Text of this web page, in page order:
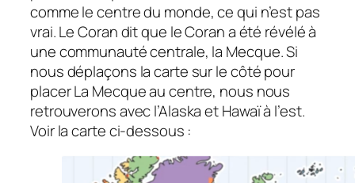
comme le centre du monde, ce qui n’est pas
vrai. Le Coran dit que le Coran a été révélé à
une communauté centrale, la Mecque. Si
nous déplaçons la carte sur le côté pour
placer La Mecque au centre, nous nous
retrouverons avec l’Alaska et Hawaï à l’est.
Voir la carte ci-dessous :